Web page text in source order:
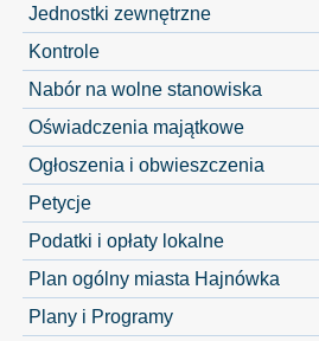
Jednostki zewnętrzne
Kontrole
Nabór na wolne stanowiska
Oświadczenia majątkowe
Ogłoszenia i obwieszczenia
Petycje
Podatki i opłaty lokalne
Plan ogólny miasta Hajnówka
Plany i Programy